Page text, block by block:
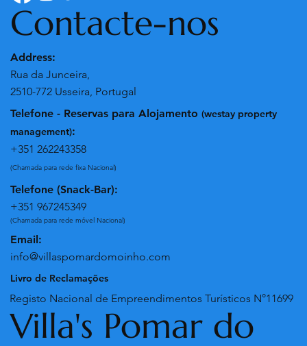
Contacte-nos
Address:
Rua da Junceira,
2510-772 Usseira, Portugal
Telefone - Reservas para Alojamento (westay property
management):
+351 262243358
(Chamada para rede fixa Nacional)
Telefone (Snack-Bar):
+351 967245349
(Chamada para rede móvel Nacional)
Email:
info@villaspomardomoinho.com
Livro de Reclamações
Registo Nacional de Empreendimentos Turísticos N°11699
Villa's Pomar do